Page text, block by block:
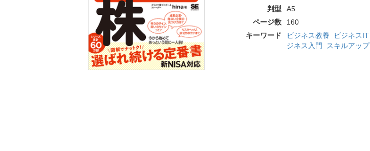
判型
A5
ページ数
160
キーワード
ビジネス教養 ビジネスIT
ジネス入門
スキルアップ